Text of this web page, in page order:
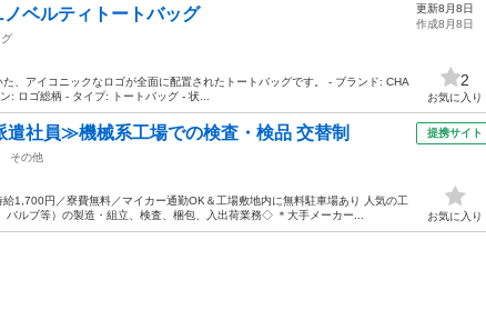
ベルティトートバッグ
、アイコニックなロゴが全面に配置されたトートバッグです。 - ブランド: CHA
: ロゴ総柄 - タイプ: トートバッグ - 状...
更新8月8日
作成8月8日
2
お気に入り
社員≫機械系工場での検査・検品 交替制
その他
給1,700円／寮費無料／マイカー通勤OK＆工場敷地内に無料駐車場あり 人気の工
ルブ等）の製造・組立、検査、梱包、入出荷業務◇ ＊大手メーカー...
提携サイト
お気に入り